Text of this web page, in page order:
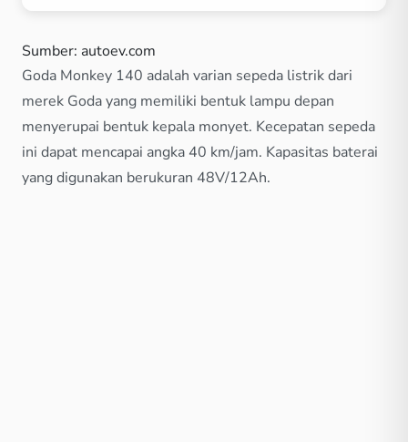
Sumber: autoev.com
Goda Monkey 140 adalah varian sepeda listrik dari
merek Goda yang memiliki bentuk lampu depan
menyerupai bentuk kepala monyet. Kecepatan sepeda
ini dapat mencapai angka 40 km/jam. Kapasitas baterai
yang digunakan berukuran 48V/12Ah.